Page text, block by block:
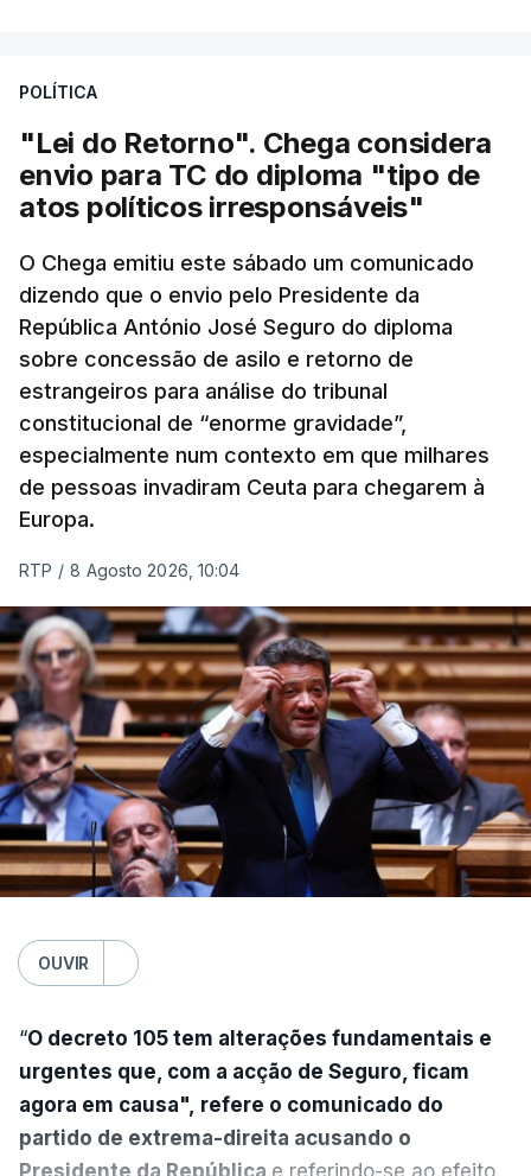
POLÍTICA
"Lei do Retorno". Chega considera
envio para TC do diploma "tipo de
atos políticos irresponsáveis"
O Chega emitiu este sábado um comunicado
dizendo que o envio pelo Presidente da
República António José Seguro do diploma
sobre concessão de asilo e retorno de
estrangeiros para análise do tribunal
constitucional de “enorme gravidade”,
especialmente num contexto em que milhares
de pessoas invadiram Ceuta para chegarem à
Europa.
RTP / 8 Agosto 2026, 10:04
OUVIR
“O decreto 105 tem alterações fundamentais e
urgentes que, com a acção de Seguro, ficam
agora em causa", refere o comunicado do
partido de extrema-direita acusando o